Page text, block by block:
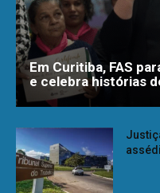
Em Curitiba, FAS
e celebra histórias